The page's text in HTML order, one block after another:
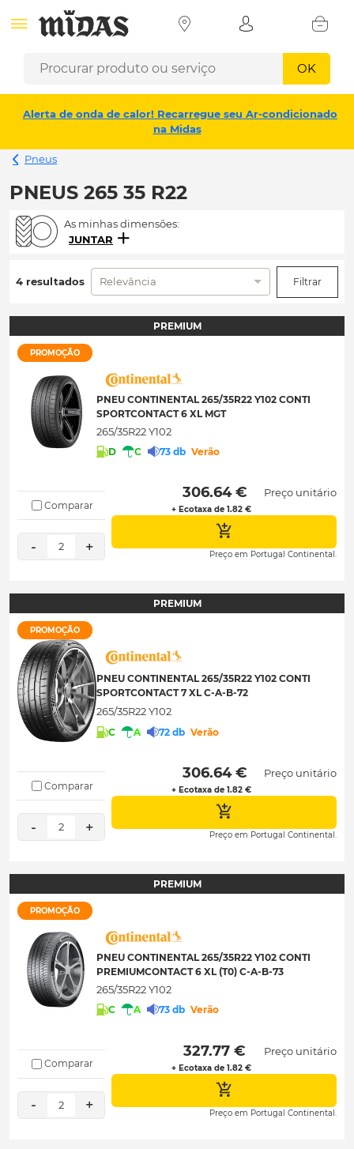
OK
Alerta de onda de calor! Recarregue seu Ar-condicionado
na Midas
Pneus
PNEUS 265 35 R22
As minhas dimensões:
JUNTAR
4 resultados Relevância Filtrar
PREMIUM
PROMOÇÃO
PNEU CONTINENTAL 265/35R22 Y102 CONTI
SPORTCONTACT 6 XL MGT
265/35R22 Y102
D C 73 db Verão
Comparar
- 2 +
306.64 €
+ Ecotaxa de 1.82 €
Preço unitário
Preço em Portugal Continental.
PREMIUM
PROMOÇÃO
PNEU CONTINENTAL 265/35R22 Y102 CONTI
SPORTCONTACT 7 XL C-A-B-72
265/35R22 Y102
C A 72 db Verão
Comparar
- 2 +
306.64 €
+ Ecotaxa de 1.82 €
Preço unitário
Preço em Portugal Continental.
PREMIUM
PROMOÇÃO
PNEU CONTINENTAL 265/35R22 Y102 CONTI
PREMIUMCONTACT 6 XL (T0) C-A-B-73
265/35R22 Y102
C A 73 db Verão
Comparar
- 2 +
327.77 €
+ Ecotaxa de 1.82 €
Preço unitário
Preço em Portugal Continental.